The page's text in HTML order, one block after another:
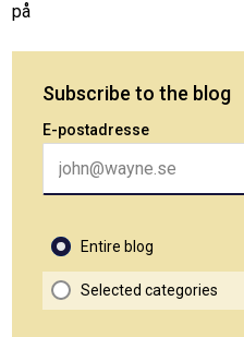
på
Subscribe to the blog
E-postadresse
Entire blog
Selected categories